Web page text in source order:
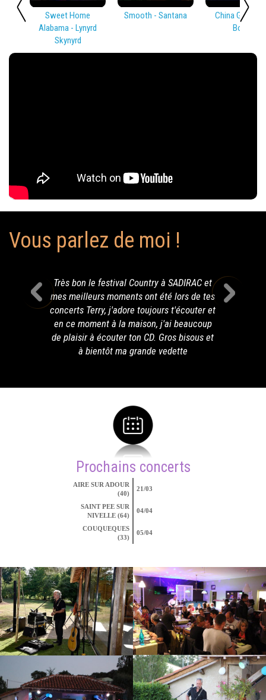
Sweet Home
Alabama - Lynyrd
Skynyrd
Smooth - Santana
China Girl -
Bowie
Vous parlez de moi !
Très bon le festival Country à SADIRAC et
mes meilleurs moments ont été lors de tes
concerts Terry, j'adore toujours t'écouter et
en ce moment à la maison, j'ai beaucoup
de plaisir à écouter ton CD. Gros bisous et
à bientôt ma grande vedette
Prochains concerts
AIRE SUR ADOUR
(40)
21/03
SAINT PEE SUR
NIVELLE (64)
04/04
COUQUEQUES
(33)
05/04